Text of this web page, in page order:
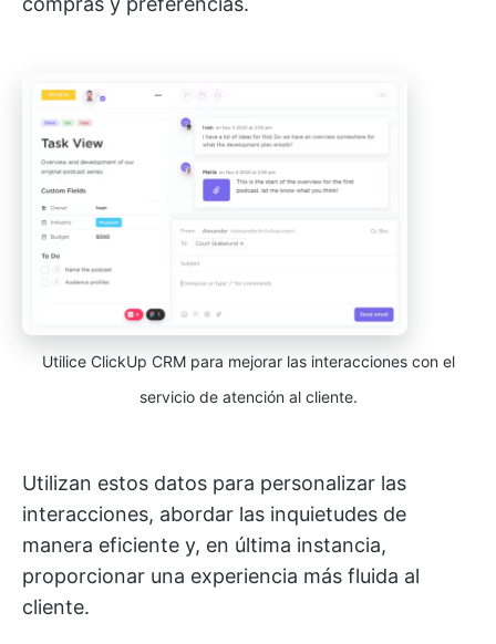
Utilice ClickUp CRM para mejorar las interacciones con el
servicio de atención al cliente.
Utilizan estos datos para personalizar las
interacciones, abordar las inquietudes de
manera eficiente y, en última instancia,
proporcionar una experiencia más fluida al
cliente.